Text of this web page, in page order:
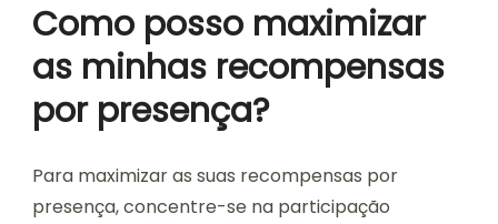
Como posso maximizar
as minhas recompensas
por presença?
Para maximizar as suas recompensas por
presença, concentre-se na participação